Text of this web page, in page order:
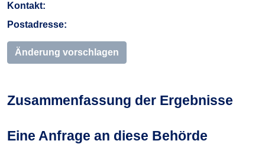
Kontakt:
Postadresse:
Änderung vorschlagen
Zusammenfassung der Ergebnisse
Eine Anfrage an diese Behörde